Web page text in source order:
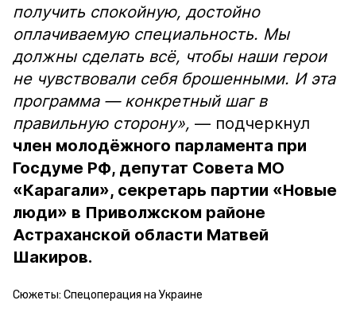
получить спокойную, достойно
оплачиваемую специальность. Мы
должны сделать всё, чтобы наши герои
не чувствовали себя брошенными. И эта
программа — конкретный шаг в
правильную сторону», — подчеркнул
член молодёжного парламента при
Госдуме РФ, депутат Совета МО
«Карагали», секретарь партии «Новые
люди» в Приволжском районе
Астраханской области Матвей
Шакиров.
Сюжеты: Спецоперация на Украине